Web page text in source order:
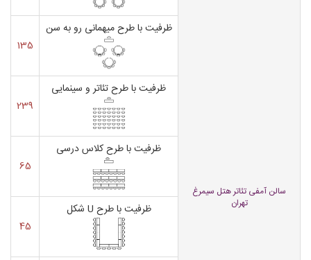
سالن آمفی تئاتر هتل سیمرغ
تهران
ظرفیت با طرح میهمانی رو به سن
135
ظرفیت با طرح تئاتر و سینمایی
239
ظرفیت با طرح کلاس درسی
65
ظرفیت با طرح U شکل
45